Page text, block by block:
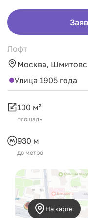
Лофт
Москва,
Улица 1905 года
100 м²
площадь
930 м
до метро
На карте